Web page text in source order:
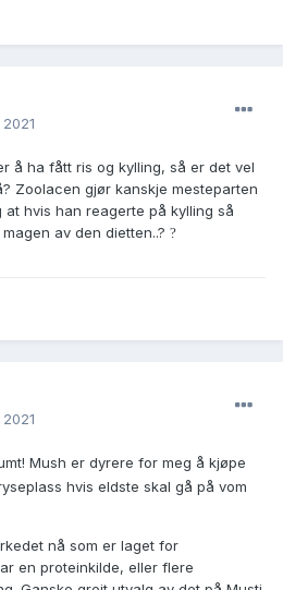
å ha fått ris og kylling, så er det vel
Zoolacen gjør kanskje mesteparten
hvis han reagerte på kylling så
av den dietten..? ?
Mush er dyrere for meg å kjøpe
hvis eldste skal gå på vom
nå som er laget for
en proteinkilde, eller flere